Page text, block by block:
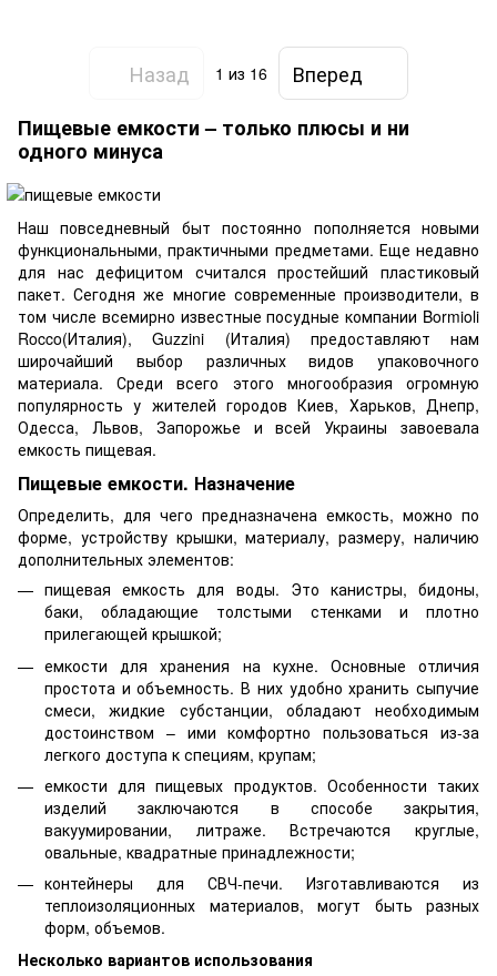
Назад 1 из 16
Вперед
Пищевые емкости – только плюсы и ни
одного минуса
Наш повседневный быт постоянно пополняется новыми
функциональными, практичными предметами. Еще недавно
для нас дефицитом считался простейший пластиковый
пакет. Сегодня же многие современные производители, в
том числе всемирно известные посудные компании Bormioli
Rocco(Италия), Guzzini (Италия) предоставляют нам
широчайший выбор различных видов упаковочного
материала. Среди всего этого многообразия огромную
популярность у жителей городов Киев, Харьков, Днепр,
Одесса, Львов, Запорожье и всей Украины завоевала
емкость пищевая.
Пищевые емкости. Назначение
Определить, для чего предназначена емкость, можно по
форме, устройству крышки, материалу, размеру, наличию
дополнительных элементов:
пищевая емкость для воды. Это канистры, бидоны,
баки, обладающие толстыми стенками и плотно
прилегающей крышкой;
емкости для хранения на кухне. Основные отличия
простота и объемность. В них удобно хранить сыпучие
смеси, жидкие субстанции, обладают необходимым
достоинством – ими комфортно пользоваться из-за
легкого доступа к специям, крупам;
емкости для пищевых продуктов. Особенности таких
изделий заключаются в способе закрытия,
вакуумировании, литраже. Встречаются круглые,
овальные, квадратные принадлежности;
контейнеры для СВЧ-печи. Изготавливаются из
теплоизоляционных материалов, могут быть разных
форм, объемов.
Несколько вариантов использования